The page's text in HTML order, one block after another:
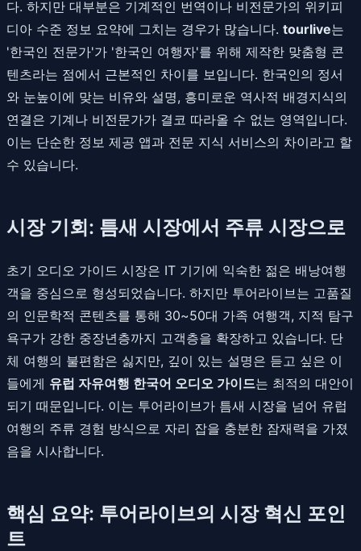
다. 하지만 대부분은 기계적인 번역이나 비전문가의 위키피
디아 수준 정보 요약에 그치는 경우가 많습니다. tourlive는
'한국인 전문가'가 '한국인 여행자'를 위해 제작한 맞춤형 콘
텐츠라는 점에서 근본적인 차이를 보입니다. 한국인의 정서
와 눈높이에 맞는 비유와 설명, 흥미로운 역사적 배경지식의
연결은 기계나 비전문가가 결코 따라올 수 없는 영역입니다.
이는 단순한 정보 제공 앱과 전문 지식 서비스의 차이라고 할
수 있습니다.
시장 기회: 틈새 시장에서 주류 시장으로
초기 오디오 가이드 시장은 IT 기기에 익숙한 젊은 배낭여행
객을 중심으로 형성되었습니다. 하지만 투어라이브는 고품질
의 인문학적 콘텐츠를 통해 30~50대 가족 여행객, 지적 탐구
욕구가 강한 중장년층까지 고객층을 확장하고 있습니다. 단
체 여행의 불편함은 싫지만, 깊이 있는 설명은 듣고 싶은 이
들에게 유럽 자유여행 한국어 오디오 가이드는 최적의 대안이
되기 때문입니다. 이는 투어라이브가 틈새 시장을 넘어 유럽
여행의 주류 경험 방식으로 자리 잡을 충분한 잠재력을 가졌
음을 시사합니다.
핵심 요약: 투어라이브의 시장 혁신 포인
트